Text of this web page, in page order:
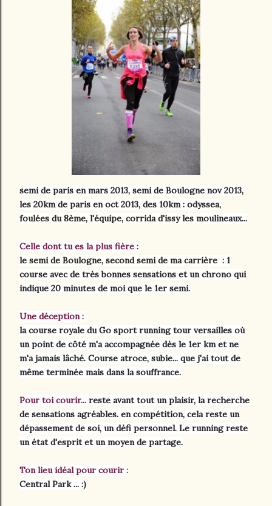
semi de paris en mars 2013, semi de Boulogne nov 2013,
les 20km de paris en oct 2013, des 10km : odyssea,
foulées du 8ème, l'équipe, corrida d'issy les moulineaux...
Celle dont tu es la plus fière :
le semi de Boulogne, second semi de ma carrière : 1
course avec de très bonnes sensations et un chrono qui
indique 20 minutes de moi que le 1er semi.
Une déception :
la course royale du Go sport running tour versailles où
un point de côté m'a accompagnée dès le 1er km et ne
m'a jamais lâché. Course atroce, subie... que j'ai tout de
même terminée mais dans la souffrance.
Pour toi courir... reste avant tout un plaisir, la recherche
de sensations agréables. en compétition, cela reste un
dépassement de soi, un défi personnel. Le running reste
un état d'esprit et un moyen de partage.
Ton lieu idéal pour courir :
Central Park ... :)